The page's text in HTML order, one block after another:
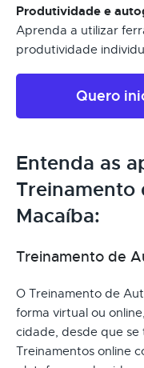
Produtividade e
Aprenda a utilizar
produtividade
Quero
Entenda as
Treinamento
Macaíba:
Treinamento de
O Treinamento de
forma virtual ou
cidade, desde que se
Treinamentos online